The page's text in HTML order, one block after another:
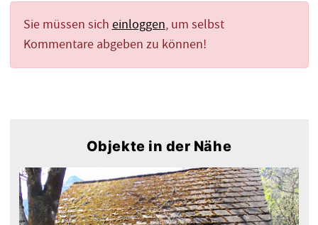
Sie müssen sich einloggen, um selbst
Kommentare abgeben zu können!
Objekte in der Nähe